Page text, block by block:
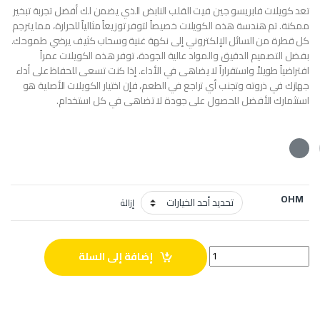
تعد كويلات فابريسو جين فيت القلب النابض الذي يضمن لك أفضل تجربة تبخير
ممكنة. تم هندسة هذه الكويلات خصيصاً لتوفر توزيعاً مثالياً للحرارة، مما يترجم
كل قطرة من السائل الإلكتروني إلى نكهة غنية وسحاب كثيف يرضي طموحك.
بفضل التصميم الدقيق والمواد عالية الجودة، توفر هذه الكويلات عمراً
افتراضياً طويلاً واستقراراً لا يضاهى في الأداء. إذا كنت تسعى للحفاظ على أداء
جهازك في ذروته وتجنب أي تراجع في الطعم، فإن اختيار الكويلات الأصلية هو
استثمارك الأفضل للحصول على جودة لا تضاهى في كل استخدام.
OHM إزالة
كويلات فابريسو جين فيت quantity إضافة إلى السلة